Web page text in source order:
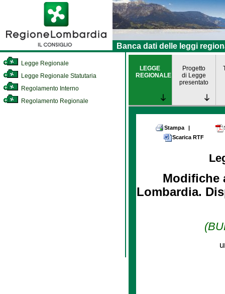
Banca dati delle leggi
Legge Regionale
Legge Regionale Statutaria
Regolamento Interno
Regolamento Regionale
LEGGE
REGIONALE
Progetto
di Legge
presentato
Stampa |
Scarica RTF
Modifiche
Lombardia.